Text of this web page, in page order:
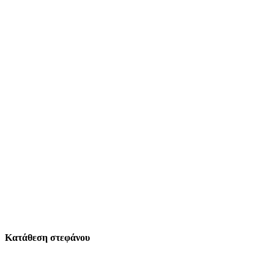
Κατάθεση στεφάνου